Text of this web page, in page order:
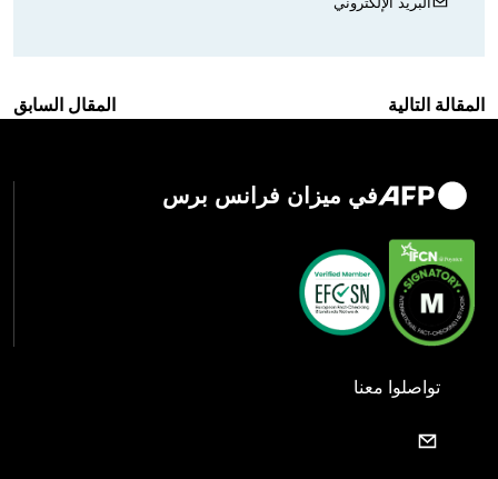
المقالة التالية المقال السابق
في ميزان فرانس برس
تواصلوا معنا